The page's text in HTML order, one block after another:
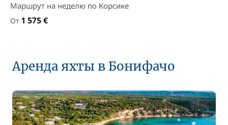
Маршрут на неделю по Корсике
От 1 575 €
Аренда яхты в Бонифачо